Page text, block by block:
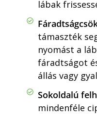
lábak
támaszték
nyomást a
fáradtságot
állás vagy
Sokoldalú
mindenféle